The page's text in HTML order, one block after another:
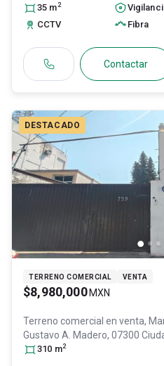
Lindavista Norte,
Gustavo A.
07300, ID:
35 m2
CCTV
Fibra
Contactar
DESTACADO
TERRENO COMERCIAL VENTA
$8,980,000 MXN
Terreno comercial en venta,
Gustavo A. Madero, 07300
Col. Lindavista Norte,
310 m2